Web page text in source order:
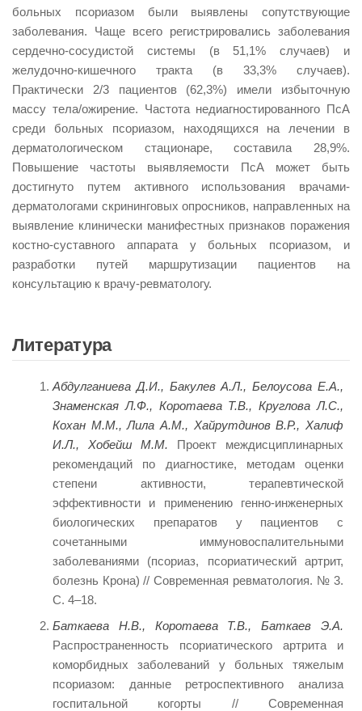
больных псориазом были выявлены сопутствующие
заболевания. Чаще всего регистрировались заболевания
сердечно-сосудистой системы (в 51,1% случаев) и
желудочно-кишечного тракта (в 33,3% случаев).
Практически 2/3 пациентов (62,3%) имели избыточную
массу тела/ожирение. Частота недиагностированного ПсА
среди больных псориазом, находящихся на лечении в
дерматологическом стационаре, составила 28,9%.
Повышение частоты выявляемости ПсА может быть
достигнуто путем активного использования врачами-
дерматологами скрининговых опросников, направленных на
выявление клинически манифестных признаков поражения
костно-суставного аппарата у больных псориазом, и
разработки путей маршрутизации пациентов на
консультацию к врачу-ревматологу.
Литература
Абдулганиева Д.И., Бакулев А.Л., Белоусова Е.А.,
Знаменская Л.Ф., Коротаева Т.В., Круглова Л.С.,
Кохан М.М., Лила А.М., Хайрутдинов В.Р., Халиф
И.Л., Хобейш М.М. Проект междисциплинарных
рекомендаций по диагностике, методам оценки
степени активности, терапевтической
эффективности и применению генно-инженерных
биологических препаратов у пациентов с
сочетанными иммуновоспалительными
заболеваниями (псориаз, псориатический артрит,
болезнь Крона) // Современная ревматология. № 3.
С. 4–18.
Баткаева Н.В., Коротаева Т.В., Баткаев Э.А.
Распространенность псориатического артрита и
коморбидных заболеваний у больных тяжелым
псориазом: данные ретроспективного анализа
госпитальной когорты // Современная